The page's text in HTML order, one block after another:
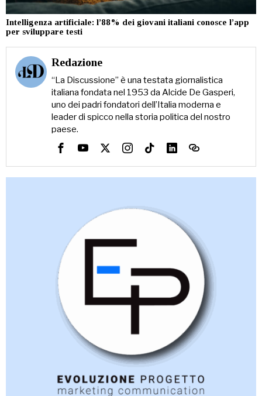
Intelligenza artificiale: l’88% dei giovani italiani conosce l’app
per sviluppare testi
Redazione
“La Discussione” è una testata giornalistica
italiana fondata nel 1953 da Alcide De Gasperi,
uno dei padri fondatori dell’Italia moderna e
leader di spicco nella storia politica del nostro
paese.